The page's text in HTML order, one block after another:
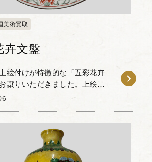
美術買取
卉文盤
絵付けが特徴的な「五彩花卉
譲りいただきました。上絵付
と器面全体の構成が魅力的な